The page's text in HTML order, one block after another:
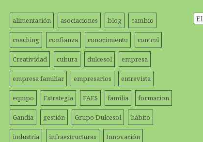
alimentación asociaciones blog cambio
coaching confianza conocimiento control
Creatividad cultura dulcesol empresa
empresa familiar empresarios entrevista
equipo Estrategia FAES familia formacion
Gandia gestión Grupo Dulcesol hábito
industria infraestructuras Innovación